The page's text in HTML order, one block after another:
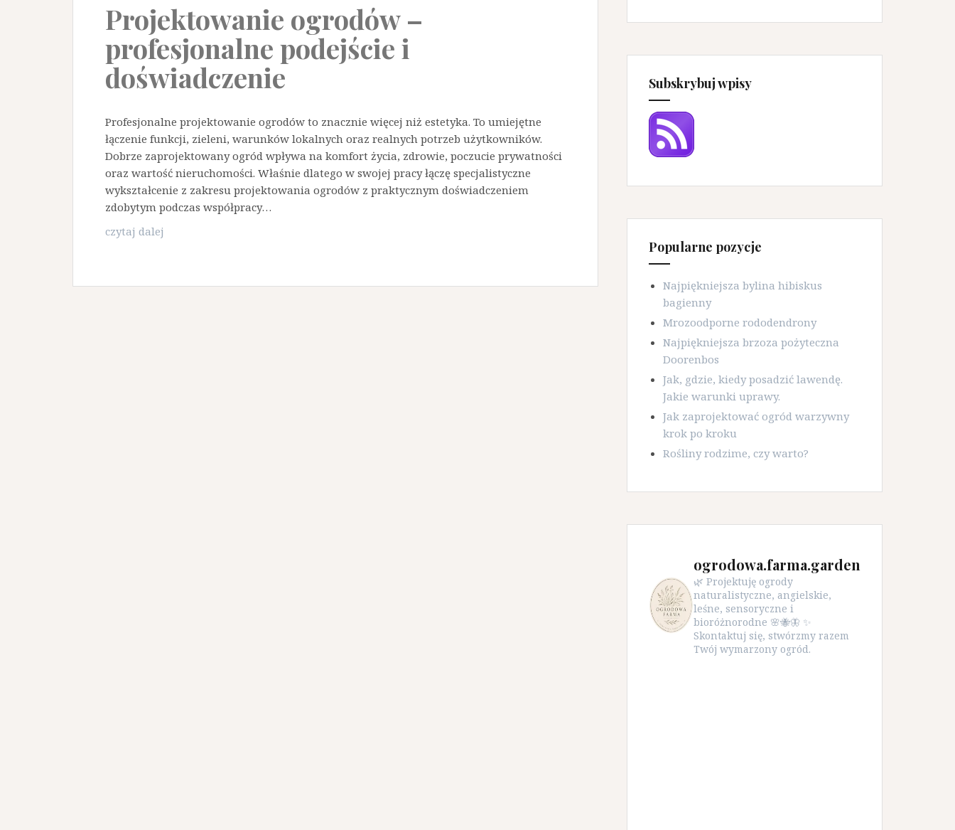
Projektowanie ogrodów –
profesjonalne podejście i
doświadczenie
Profesjonalne projektowanie ogrodów to znacznie więcej niż estetyka. To umiejętne
łączenie funkcji, zieleni, warunków lokalnych oraz realnych potrzeb użytkowników.
Dobrze zaprojektowany ogród wpływa na komfort życia, zdrowie, poczucie prywatności
oraz wartość nieruchomości. Właśnie dlatego w swojej pracy łączę specjalistyczne
wykształcenie z zakresu projektowania ogrodów z praktycznym doświadczeniem
zdobytym podczas współpracy…
czytaj dalej
Subskrybuj wpisy
Popularne pozycje
Najpiękniejsza bylina hibiskus
bagienny
Mrozoodporne rododendrony
Najpiękniejsza brzoza pożyteczna
Doorenbos
Jak, gdzie, kiedy posadzić lawendę.
Jakie warunki uprawy.
Jak zaprojektować ogród warzywny
krok po kroku
Rośliny rodzime, czy warto?
ogrodowa.farma.garden
🌿 Projektuję ogrody
naturalistyczne, angielskie,
leśne, sensoryczne i
bioróżnorodne 🌸🐝🦋 ✨
Skontaktuj się, stwórzmy razem
Twój wymarzony ogród.